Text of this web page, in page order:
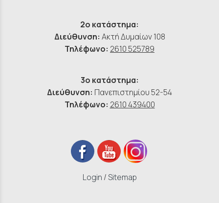
2ο κατάστημα:
Διεύθυνση: Ακτή Δυμαίων 108
Τηλέφωνο: 2610 525789
3ο κατάστημα:
Διεύθυνση: Πανεπιστημίου 52-54
Τηλέφωνο: 2610 439400
Login /Sitemap